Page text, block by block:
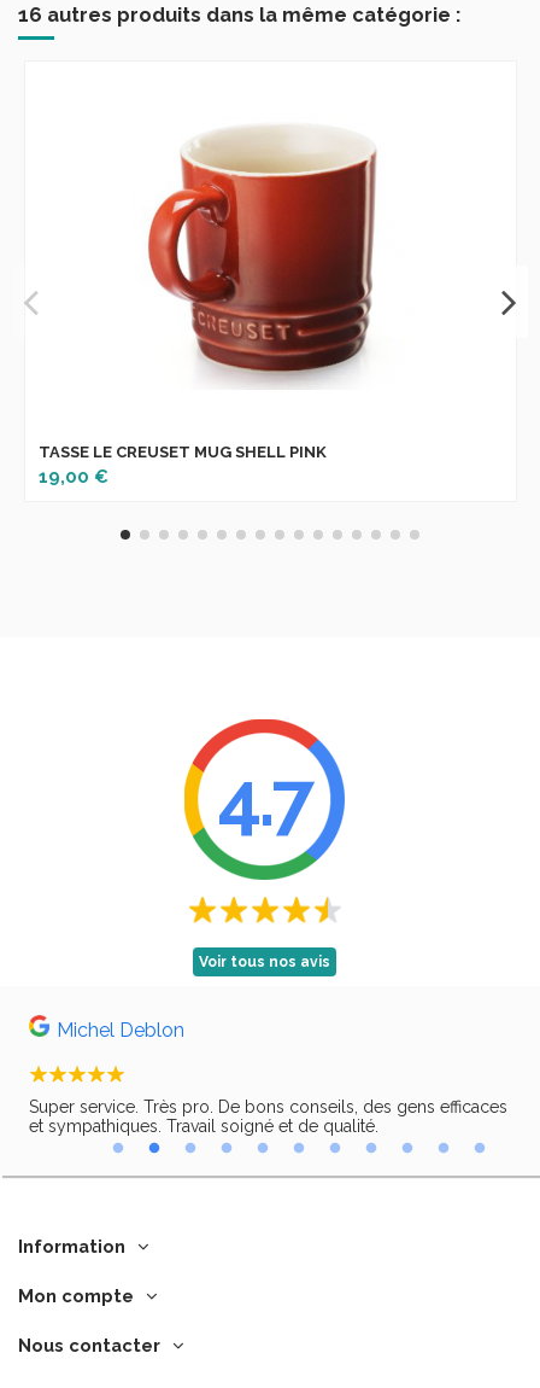
16 autres produits dans la même catégorie :
TASSE LE CREUSET MUG SHELL PINK
19,00 €
4.7
Voir tous nos avis
Michel Deblon
Super service. Très pro. De bons conseils, des gens efficaces
et sympathiques. Travail soigné et de qualité.
Information
Mon compte
Nous contacter